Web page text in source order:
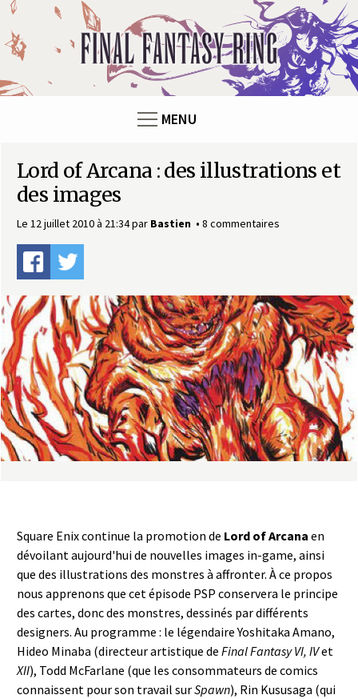
F
n
n
t
a
s
y
MENU
Lord of Arcana : des illustrations et
des images
Le 12 juillet 2010 à 21:34par Bastien 8 commentaires
Square Enix continue la promotion de Lord of Arcana en
dévoilant aujourd'hui de nouvelles images in-game, ainsi
que des illustrations des monstres à affronter. À ce propos
nous apprenons que cet épisode PSP conservera le principe
des cartes, donc des monstres, dessinés par différents
designers. Au programme : le légendaire Yoshitaka Amano,
Hideo Minaba (directeur artistique de Final Fantasy VI, IVet
XII), Todd McFarlane (que les consommateurs de comics
connaissent pour son travail surSpawn), Rin Kususaga (qui